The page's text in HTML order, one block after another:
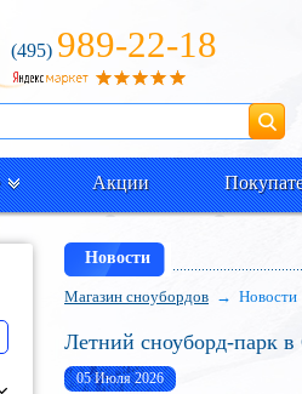
(495) 989-22-18
Поиск
Акции
Новости
Магазин сноубордов → Новости
Летний сноуборд‑парк
05 Июля 2026